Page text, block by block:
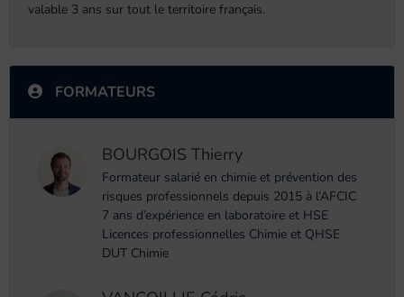
valable 3 ans sur tout le territoire français.
FORMATEURS
BOURGOIS Thierry
Formateur salarié en chimie et prévention des
risques professionnels depuis 2015 à l’AFCIC
7 ans d’expérience en laboratoire et HSE
Licences professionnelles Chimie et QHSE
DUT Chimie